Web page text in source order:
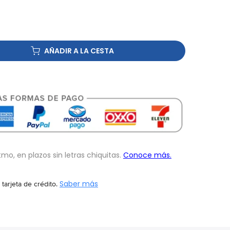
AÑADIR A LA CESTA
tarjeta de crédito. Saber más